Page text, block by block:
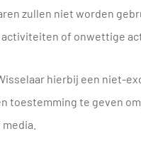
zullen niet worden
of onwettige
hierbij een niet-
toestemming te geven